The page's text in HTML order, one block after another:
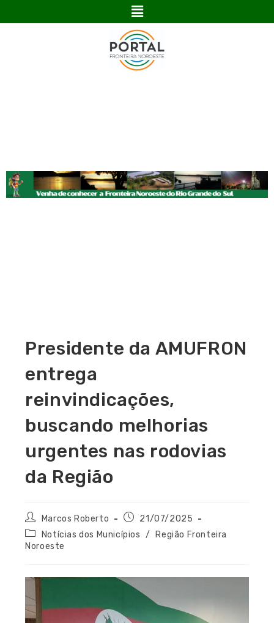
Presidente da AMUFRON
entrega
reinvindicações,
buscando melhorias
urgentes nas rodovias
da Região
Marcos Roberto
21/07/2025
Notícias dos Municípios
/
Região Fronteira
Noroeste